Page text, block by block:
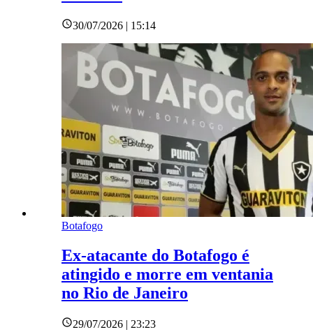
30/07/2026 | 15:14
Botafogo
Ex-atacante do Botafogo é
atingido e morre em ventania
no Rio de Janeiro
29/07/2026 | 23:23